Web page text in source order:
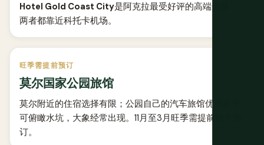
Hotel Gold Coast City是阿克拉最受好评的高端选择，
两者都靠近科托卡机场。
旺季需提前预订
莫尔国家公园旅馆
莫尔附近的住宿选择有限；公园自己的汽车旅馆优势在于
可俯瞰水坑，大象经常出现。11月至3月旺季需提前很久预
订。